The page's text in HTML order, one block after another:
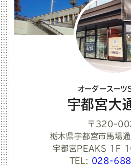
オーダースー
宇都宮大
〒320-
栃木県宇都宮市馬場通
宇都宮PEAKS 1F
TEL: 028-